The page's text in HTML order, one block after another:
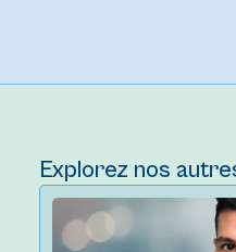
Explorez nos